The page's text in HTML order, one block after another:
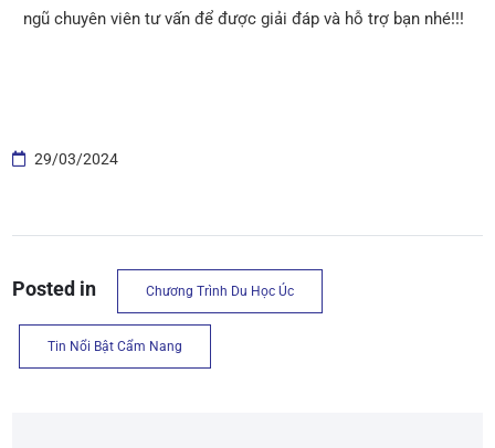
ngũ chuyên viên tư vấn để được giải đáp và hỗ trợ bạn nhé!!!
29/03/2024
Posted in Chương Trình Du Học Úc
Tin Nổi Bật Cẩm Nang